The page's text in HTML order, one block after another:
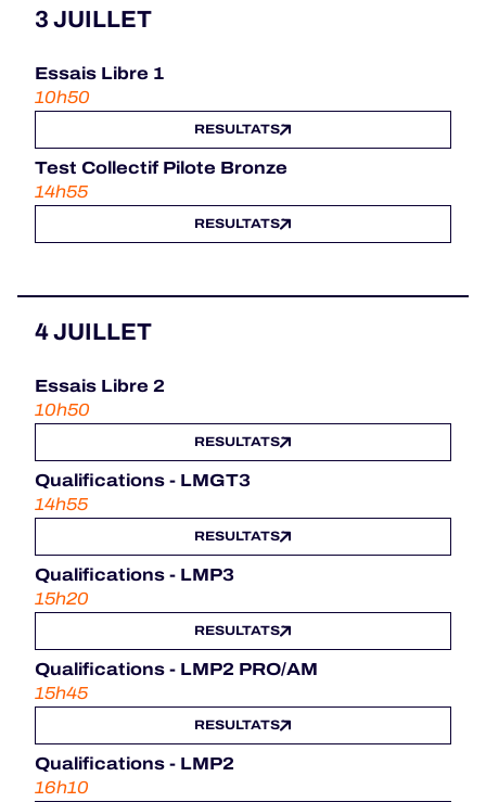
3 JUILLET
Essais Libre 1
10h50
RESULTATS
Test Collectif Pilote Bronze
14h55
RESULTATS
4 JUILLET
Essais Libre 2
10h50
RESULTATS
Qualifications - LMGT3
14h55
RESULTATS
Qualifications - LMP3
15h20
RESULTATS
Qualifications - LMP2 PRO/AM
15h45
RESULTATS
Qualifications - LMP2
16h10